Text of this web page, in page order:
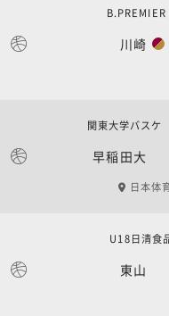
川崎
早稲田大
関東大学バス
日本体
東山
U18日清